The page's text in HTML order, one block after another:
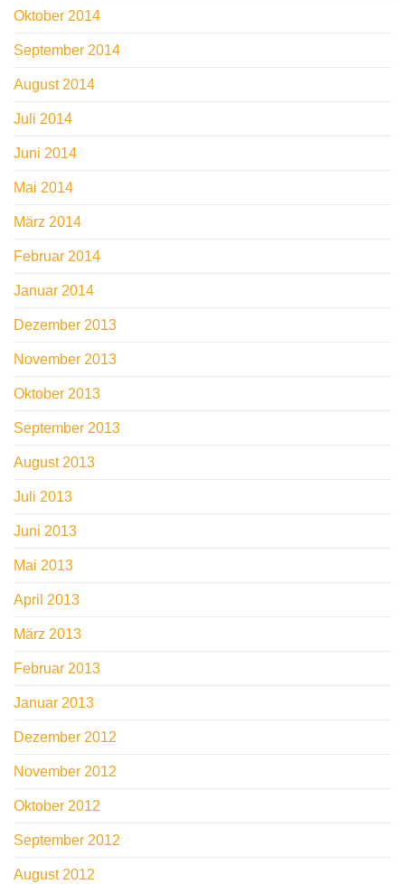
Oktober 2014
September 2014
August 2014
Juli 2014
Juni 2014
Mai 2014
März 2014
Februar 2014
Januar 2014
Dezember 2013
November 2013
Oktober 2013
September 2013
August 2013
Juli 2013
Juni 2013
Mai 2013
April 2013
März 2013
Februar 2013
Januar 2013
Dezember 2012
November 2012
Oktober 2012
September 2012
August 2012